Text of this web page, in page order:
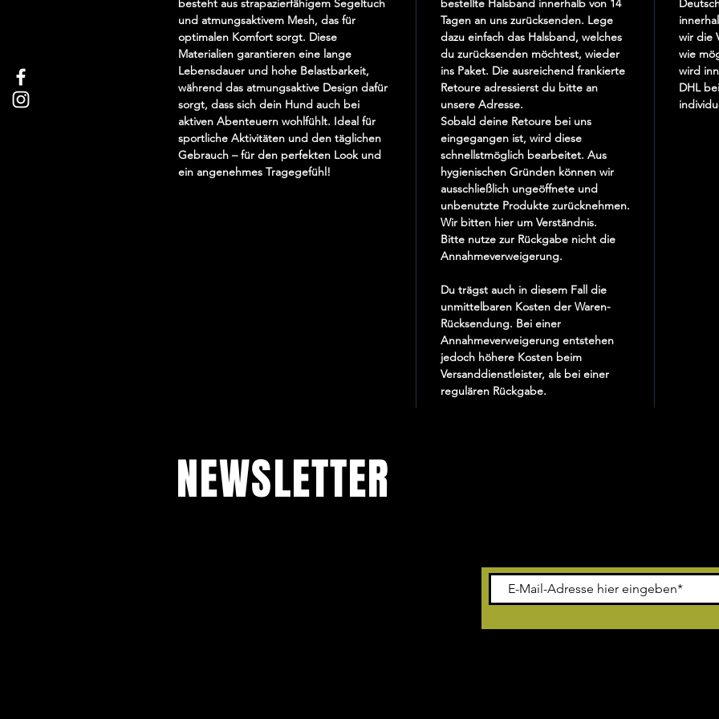
Hauch
dem
am
besteht aus strapazierfähigem Segeltuch
und atmungsaktivem Mesh, das für
optimalen Komfort sorgt. Diese
Materialien garantieren eine lange
Lebensdauer und hohe Belastbarkeit,
während das atmungsaktive Design dafür
sorgt, dass sich dein Hund auch bei
aktiven Abenteuern wohlfühlt. Ideal für
sportliche Aktivitäten und den täglichen
Gebrauch – für den perfekten Look und
ein angenehmes Tragegefühl!
bestellte Halsband innerhalb von 14
Tagen an uns zurücksenden. Lege
dazu einfach das Halsband, welches
du zurücksenden möchtest, wieder
ins Paket. Die ausreichend frankierte
Retoure adressierst du bitte an
unsere Adresse.
Sobald deine Retoure bei uns
eingegangen ist, wird diese
schnellstmöglich bearbeitet. Aus
hygienischen Gründen können wir
ausschließlich ungeöffnete und
unbenutzte Produkte zurücknehmen.
Wir bitten hier um Verständnis.
Bitte nutze zur Rückgabe nicht die
Annahmeverweigerung.
Du trägst auch in diesem Fall die
unmittelbaren Kosten der Waren-
Rücksendung. Bei einer
Annahmeverweigerung entstehen
jedoch höhere Kosten beim
Versanddienstleister, als bei einer
regulären Rückgabe.
wir die
wie
wird
DHL
NEWSLETTER